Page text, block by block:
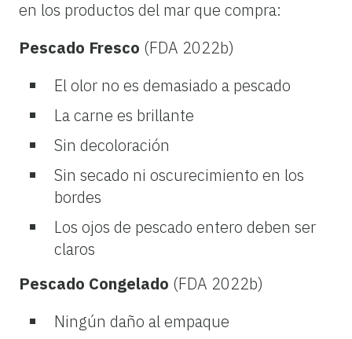
en los productos del mar que compra:
Pescado Fresco (FDA 2022b)
El olor no es demasiado a pescado
La carne es brillante
Sin decoloración
Sin secado ni oscurecimiento en los
bordes
Los ojos de pescado entero deben ser
claros
Pescado Congelado (FDA 2022b)
Ningún daño al empaque